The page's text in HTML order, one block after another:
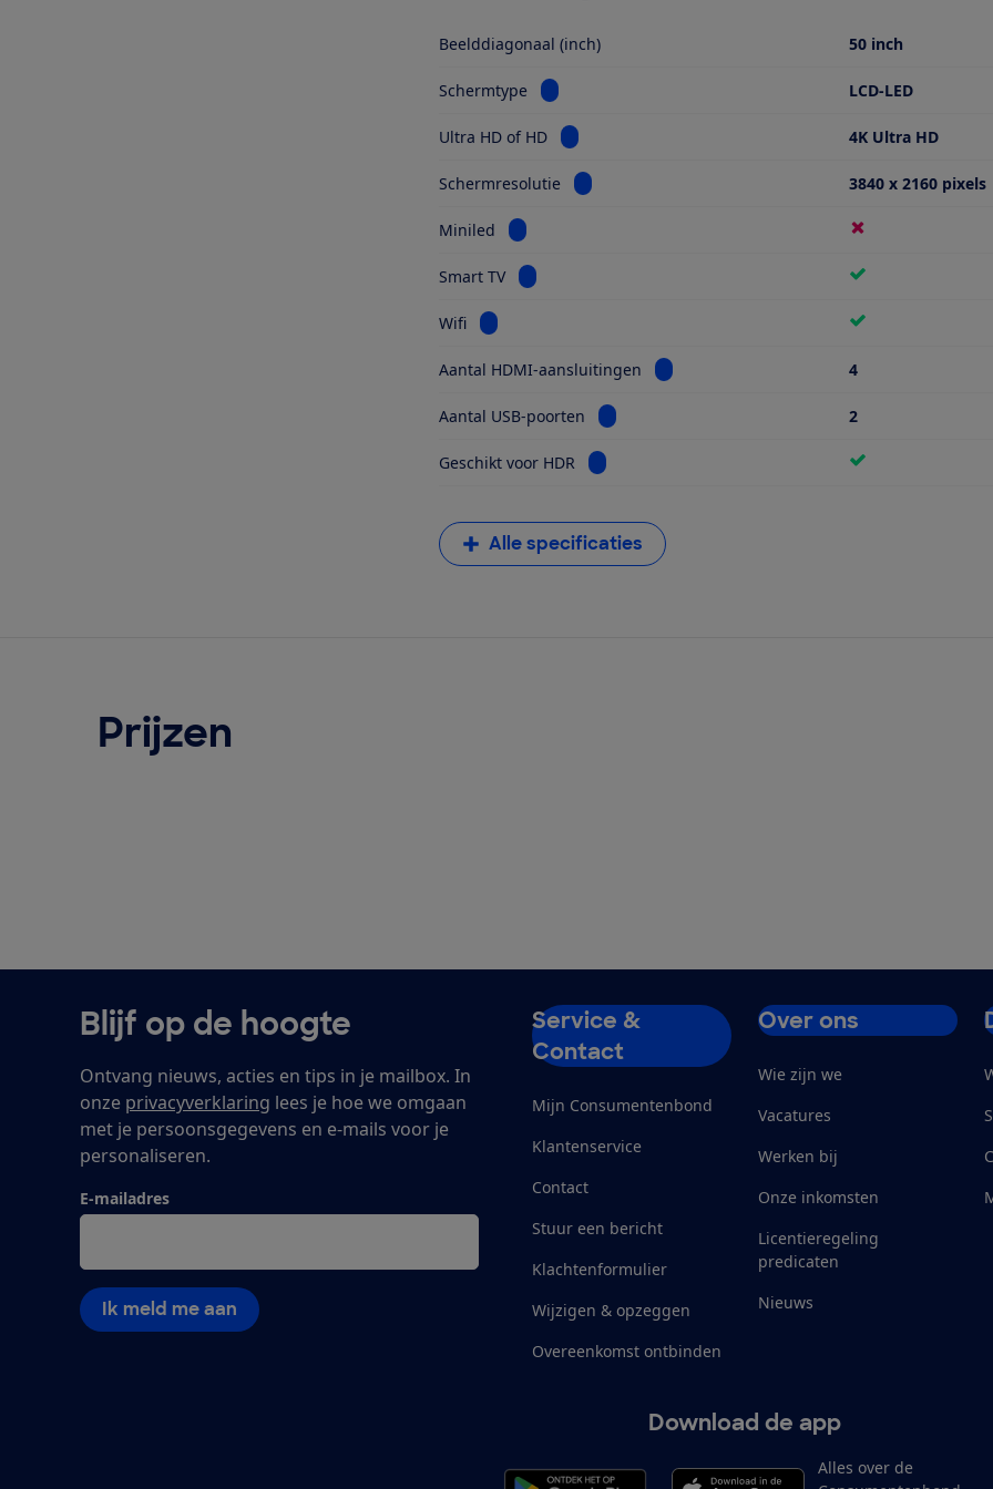
Beelddiagonaal (inch) 50 inch
Schermtype Bekijk informatie voor Schermtype LCD-LED
Ultra HD of HD Bekijk informatie voor Ultra HD of HD 4K Ultra HD
Schermresolutie Bekijk informatie voor Schermresolutie3840 x 2160 pixels
Miniled Bekijk informatie voor Miniled
Smart TV Bekijk informatie voor Smart TV
Wifi Bekijk informatie voor Wifi
Aantal HDMI-aansluitingen Bekijk informatie voor Aantal HDMI-
4
Aantal USB-poorten Bekijk informatie voor Aantal USB-poorten
2
Geschikt voor HDR Bekijk informatie voor Geschikt voor HDR
Alle specificaties
Prijzen
Blijf op de hoogte
Ontvang nieuws, acties en tips in je mailbox. In
onze privacyverklaring lees je hoe we omgaan
met je persoonsgegevens en e-mails voor je
personaliseren.
E-mailadres
Ik meld me aan
Service &
Contact
Mijn Consumentenbond
Klantenservice
Contact
Stuur een bericht
Klachtenformulier
Wijzigen & opzeggen
Overeenkomst ontbinden
Over ons
Wie zijn we
Vacatures
Werken bij
Onze inkomsten
Licentieregeling
predicaten
Nieuws
Download de app
Alles over de